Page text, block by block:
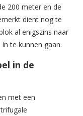
200 meter en de
dient nog te
al enigszins naar
te kunnen gaan.
in de
met een